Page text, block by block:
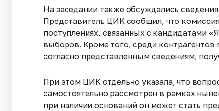
На заседании также обсуждались
Представитель ЦИК сообщил, что
поступлениях, связанных с кандидатами
выборов. Кроме того, среди
согласно представленным сведениям,
При этом ЦИК отдельно указала, что
самостоятельно рассмотрен в рамках
при наличии оснований он может стать